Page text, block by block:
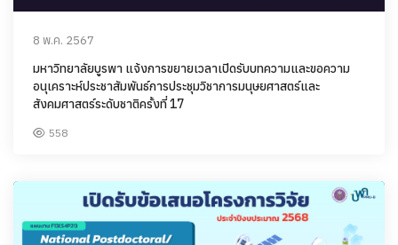
8 พ.ค. 2567
มหาวิทยาลัยบูรพา แจ้งการขยายเวลาเปิดรับบทความและขอความ
อนุเคราะห์ประชาสัมพันธ์การประชุมวิชาการมนุษยศาสตร์และ
สังคมศาสตร์ระดับชาติครั้งที่ 17
558